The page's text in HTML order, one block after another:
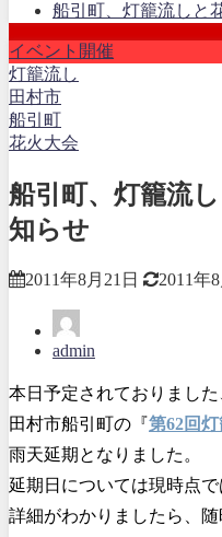
船引町、灯籠流しと
イベント開催
灯籠流し
田村市
船引町
花火大会
船引町、灯籠流
知らせ
2011年8月21日 2011年
admin
本日予定されておりました
田村市船引町の『第62回
雨天延期となりました。
延期日については現時点で
詳細がわかりましたら、随